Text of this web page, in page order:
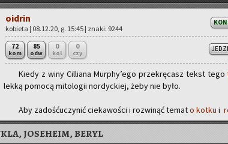
oidrin
ko­bie­ta | 08.12.20, g. 15:45 | znaki: 9244
72
kom
85
odw
0
kol
0
czy
Kiedy z winy Cil­lia­na Mur­phy’ego prze­krę­casz tekst tego
lekką po­mo­cą mi­to­lo­gii nor­dyc­kiej, żeby nie było.
Aby za­dość­uczy­nić cie­ka­wo­ści i roz­wi­nąć temato kotku i
JOSEHEIM, BERYL